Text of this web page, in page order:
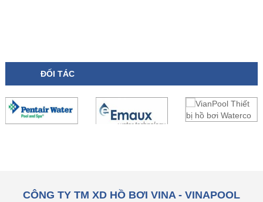
ĐỐI TÁC
CÔNG TY TM XD HỒ BƠI VINA - VINAPOOL